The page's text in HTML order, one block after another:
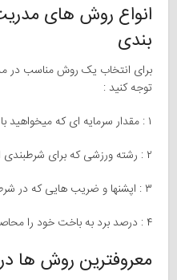
انواع روش های
بندی
برای انتخاب یک روش مناسب در
توجه کنید :
۱ : مقدار سرمایه ای که میخواهید با ان شرطبندی کنید.
۲ : رشته ورزشی که برای شرطبندی انتخاب می کنید.
۳ : اپشنها و ضریب هایی که در شرطبندی انتخاب میکنید.
۴ : درصد برد به باخت خود را محاصبه کنید.
معروفترین روش ها